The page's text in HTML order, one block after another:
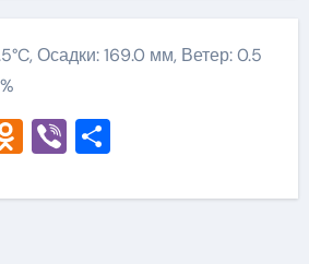
Осадки: 169.0 мм, Ветер: 0.5
Odnoklassniki
ViberОтправить